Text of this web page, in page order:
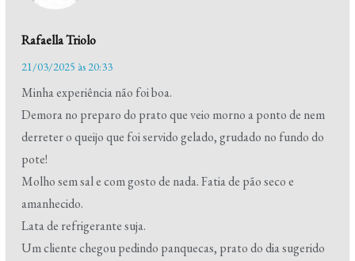
Rafaella Triolo
21/03/2025 às 20:33
Minha experiência não foi boa.
Demora no preparo do prato que veio morno a ponto de nem
derreter o queijo que foi servido gelado, grudado no fundo do
pote!
Molho sem sal e com gosto de nada. Fatia de pão seco e
amanhecido.
Lata de refrigerante suja.
Um cliente chegou pedindo panquecas, prato do dia sugerido